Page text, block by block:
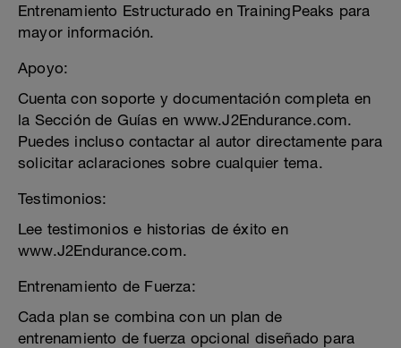
Entrenamiento Estructurado en TrainingPeaks para
mayor información.
Apoyo:
Cuenta con soporte y documentación completa en
la Sección de Guías en www.J2Endurance.com.
Puedes incluso contactar al autor directamente para
solicitar aclaraciones sobre cualquier tema.
Testimonios:
Lee testimonios e historias de éxito en
www.J2Endurance.com.
Entrenamiento de Fuerza:
Cada plan se combina con un plan de
entrenamiento de fuerza opcional diseñado para